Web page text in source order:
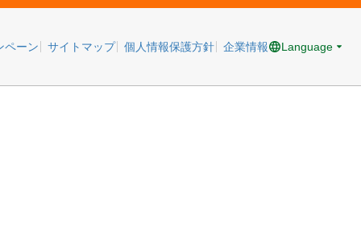
ペーン サイトマップ 個人情報保護方針 企業情報 Language